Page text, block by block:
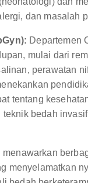
dan masalah
Departemen
mulai dari
perawatan
tentang
bedah
menawarkan
menyelamatkan